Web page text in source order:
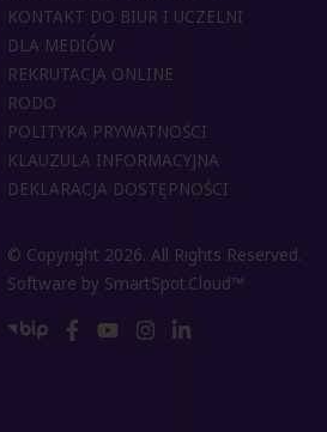
KONTAKT DO BIUR I UCZELNI
DLA MEDIÓW
REKRUTACJA ONLINE
RODO
POLITYKA PRYWATNOŚCI
KLAUZULA INFORMACYJNA
DEKLARACJA DOSTĘPNOŚCI
© Copyright 2026. All Rights Reserved.
Software by SmartSpot.Cloud™